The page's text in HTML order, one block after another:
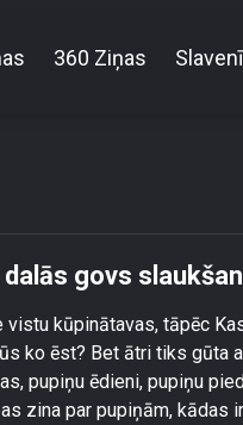
360 Ziņas
govs
kūpinātavas, tāpēc
ko ēst? Bet ātri tiks gūta
pupiņu ēdieni, pupiņu
zina par pupiņām, kādas